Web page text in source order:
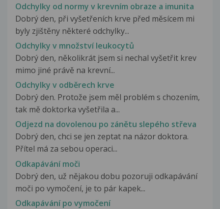
Odchylky od normy v krevním obraze a imunita
Dobrý den, při vyšetřeních krve před měsícem mi
byly zjištěny některé odchylky...
Odchylky v množství leukocytů
Dobrý den, několikrát jsem si nechal vyšetřit krev
mimo jiné právě na krevní...
Odchylky v odběrech krve
Dobrý den. Protože jsem měl problém s chozením,
tak mě doktorka vyšetřila a...
Odjezd na dovolenou po zánětu slepého střeva
Dobrý den, chci se jen zeptat na názor doktora.
Přítel má za sebou operaci...
Odkapávání moči
Dobrý den, už nějakou dobu pozoruji odkapávání
moči po vymočení, je to pár kapek...
Odkapávání po vymočení